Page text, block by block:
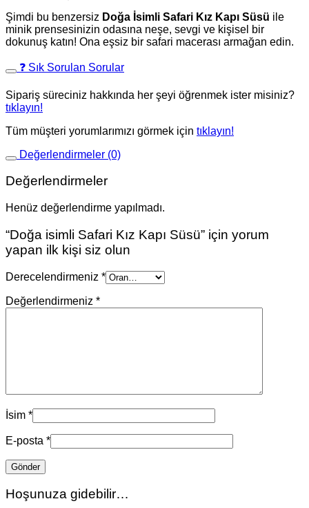
Şimdi bu benzersiz Doğa İsimli Safari Kız Kapı Süsü ile
minik prensesinizin odasına neşe, sevgi ve kişisel bir
dokunuş katın! Ona eşsiz bir safari macerası armağan edin.
❓ Sık Sorulan Sorular
Sipariş süreciniz hakkında her şeyi öğrenmek ister misiniz?
tıklayın!
Tüm müşteri yorumlarımızı görmek için tıklayın!
Değerlendirmeler (0)
Değerlendirmeler
Henüz değerlendirme yapılmadı.
“Doğa isimli Safari Kız Kapı Süsü” için yorum
yapan ilk kişi siz olun
Derecelendirmeniz *
Değerlendirmeniz *
İsim *
E-posta *
Hoşunuza gidebilir…